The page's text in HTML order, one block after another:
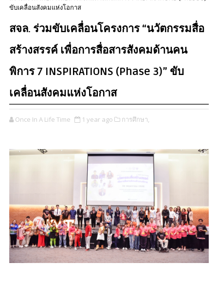
ขับเคลื่อนสังคมแห่งโอกาส
สจล. ร่วมขับเคลื่อนโครงการ “นวัตกรรมสื่อ
สร้างสรรค์ เพื่อการสื่อสารสังคมด้านคน
พิการ 7 INSPIRATIONS (Phase 3)” ขับ
เคลื่อนสังคมแห่งโอกาส
Once In A Life Time 1 year ago การศึกษา,